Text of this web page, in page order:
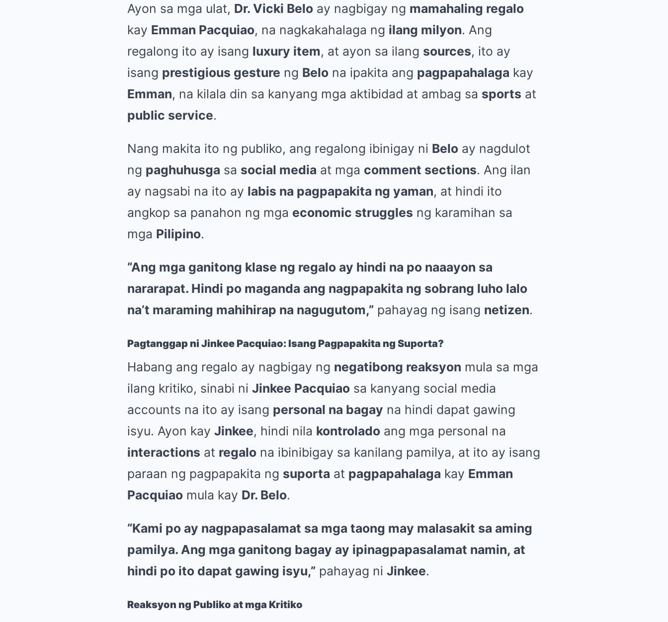
Ayon sa mga ulat, Dr. Vicki Belo ay nagbigay ng mamahaling regalo
kay Emman Pacquiao, na nagkakahalaga ng ilang milyon. Ang
regalong ito ay isang luxury item, at ayon sa ilang sources, ito ay
isang prestigious gesture ng Belo na ipakita ang pagpapahalaga kay
Emman, na kilala din sa kanyang mga aktibidad at ambag sa sports at
public service.
Nang makita ito ng publiko, ang regalong ibinigay ni Belo ay nagdulot
ng paghuhusga sa social media at mga comment sections. Ang ilan
ay nagsabi na ito ay labis na pagpapakita ng yaman, at hindi ito
angkop sa panahon ng mga economic struggles ng karamihan sa
mga Pilipino.
“Ang mga ganitong klase ng regalo ay hindi na po naaayon sa
nararapat. Hindi po maganda ang nagpapakita ng sobrang luho lalo
na’t maraming mahihirap na nagugutom,” pahayag ng isang netizen.
Pagtanggap ni Jinkee Pacquiao: Isang Pagpapakita ng Suporta?
Habang ang regalo ay nagbigay ng negatibong reaksyon mula sa mga
ilang kritiko, sinabi ni Jinkee Pacquiao sa kanyang social media
accounts na ito ay isang personal na bagay na hindi dapat gawing
isyu. Ayon kay Jinkee, hindi nila kontrolado ang mga personal na
interactions at regalo na ibinibigay sa kanilang pamilya, at ito ay isang
paraan ng pagpapakita ng suporta at pagpapahalaga kay Emman
Pacquiao mula kay Dr. Belo.
“Kami po ay nagpapasalamat sa mga taong may malasakit sa aming
pamilya. Ang mga ganitong bagay ay ipinagpapasalamat namin, at
hindi po ito dapat gawing isyu,” pahayag ni Jinkee.
Reaksyon ng Publiko at mga Kritiko